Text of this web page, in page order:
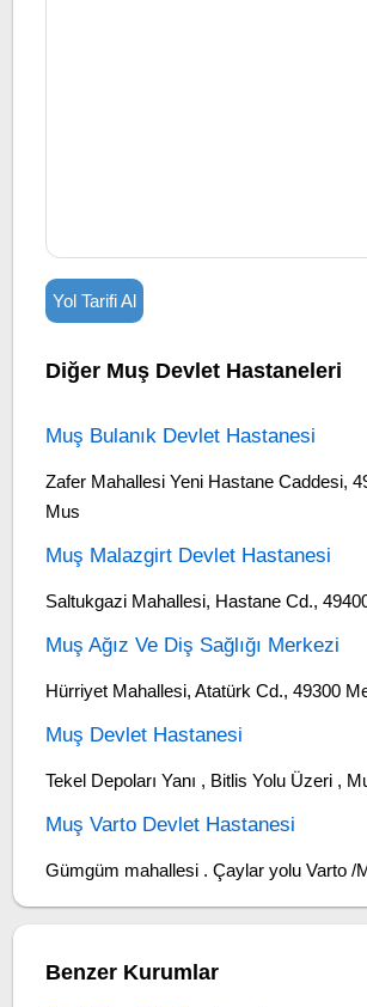
Yol Tarifi Al
Diğer Muş Devlet Hastaneleri
Muş Bulanık Devlet Hastanesi
Zafer Mahallesi Yeni Hastane Caddesi,
Mus
Muş Malazgirt Devlet Hastanesi
Saltukgazi Mahallesi, Hastane Cd.,
Muş Ağız Ve Diş Sağlığı Merkezi
Hürriyet Mahallesi, Atatürk Cd., 49300
Muş Devlet Hastanesi
Tekel Depoları Yanı , Bitlis Yolu Üzeri ,
Muş Varto Devlet Hastanesi
Gümgüm mahallesi . Çaylar yolu Varto /
Benzer Kurumlar